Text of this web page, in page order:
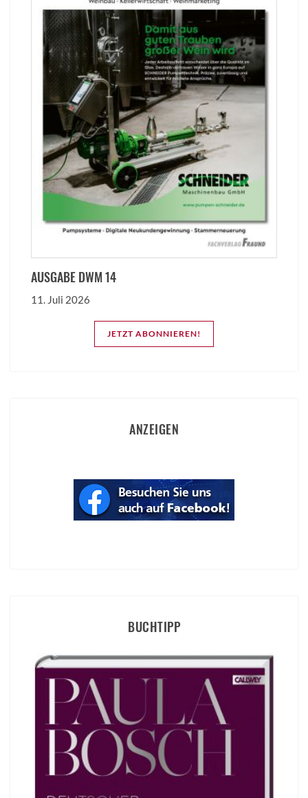
AUSGABE DWM 14
11. Juli 2026
JETZT ABONNIEREN!
ANZEIGEN
BUCHTIPP